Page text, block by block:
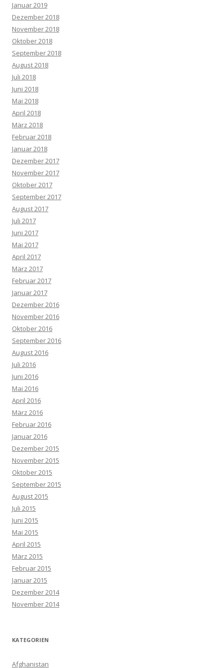
Januar 2019
Dezember 2018
November 2018
Oktober 2018
September 2018
August 2018
Juli 2018
Juni 2018
Mai 2018
April 2018
März 2018
Februar 2018
Januar 2018
Dezember 2017
November 2017
Oktober 2017
September 2017
August 2017
Juli 2017
Juni 2017
Mai 2017
April 2017
März 2017
Februar 2017
Januar 2017
Dezember 2016
November 2016
Oktober 2016
September 2016
August 2016
Juli 2016
Juni 2016
Mai 2016
April 2016
März 2016
Februar 2016
Januar 2016
Dezember 2015
November 2015
Oktober 2015
September 2015
August 2015
Juli 2015
Juni 2015
Mai 2015
April 2015
März 2015
Februar 2015
Januar 2015
Dezember 2014
November 2014
KATEGORIEN
Afghanistan